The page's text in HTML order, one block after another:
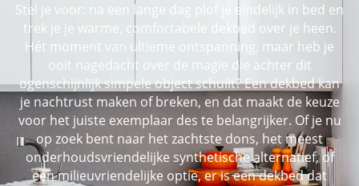
Stel je voor: na een lange dag plof je eindelijk in bed en
trek je je warme, comfortabele dekbed over je heen.
Hét moment van ultieme ontspanning, maar heb je
ooit nagedacht over de magie die achter dit
ogenschijnlijk simpele object schuilt? Een dekbed kan
je nachtrust maken of breken, en dat maakt de keuze
voor het juiste exemplaar des te belangrijker. Of je nu
op zoek bent naar het zachtste dons, het meest
onderhoudsvriendelijke synthetische alternatief, of
een milieuvriendelijke optie, er is een dekbed dat